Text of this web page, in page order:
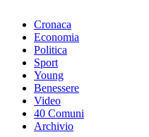
Cronaca
Economia
Politica
Sport
Young
Benessere
Video
40 Comuni
Archivio